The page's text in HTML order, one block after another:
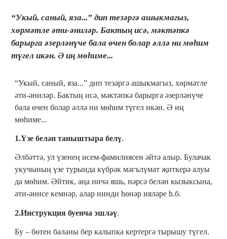
“Укый, саный, яза...” дип тезәргә ашыкмагыз,
хөрмәтле әти-әниләр. Бактың исә, мәктәпкә
барырга әзерләнүче бала өчен болар әллә ни мөһим
түгел икән. Ә иң мөһиме...
“Укый, саный, яза...” дип тезәргә ашыкмагыз, хөрмәтле
әти-әниләр. Бактың исә, мәктәпкә барырга әзерләнүче
бала өчен болар әллә ни мөһим түгел икән. Ә иң
мөһиме...
1.Үзе белән таныштыра белү.
Әлбәттә, ул үзенең исем-фамилиясен әйтә алыр. Булачак
укучының үзе турында күбрәк мәгълүмат җиткерә алуы
да мөһим. Әйтик, аңа ничә яшь, нәрсә белән кызыксына,
әти-әнисе кемнәр, алар нинди һөнәр ияләре һ.б.
2.Инструкция буенча эшләү.
Бу ‒ бөтен баланы бер калыпка кертергә тырышу түгел.